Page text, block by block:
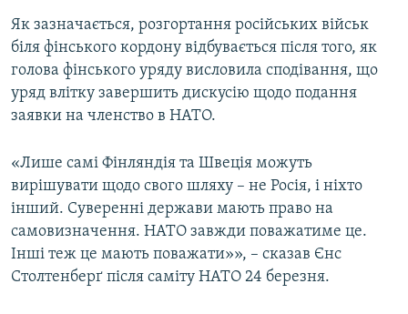
Як зазначається, розгортання російських військ
біля фінського кордону відбувається після того, як
голова фінського уряду висловила сподівання, що
уряд влітку завершить дискусію щодо подання
заявки на членство в НАТО.
«Лише самі Фінляндія та Швеція можуть
вирішувати щодо свого шляху – не Росія, і ніхто
інший. Суверенні держави мають право на
самовизначення. НАТО завжди поважатиме це.
Інші теж це мають поважати»», – сказав Єнс
Столтенберґ після саміту НАТО 24 березня.